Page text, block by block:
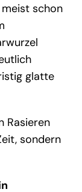
schon
glatte
Rasieren
sondern